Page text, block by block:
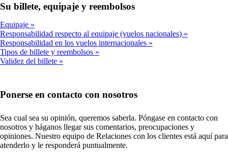
Su billete, equipaje y reembolsos
Equipaje
Responsabilidad respecto al equipaje (vuelos nacionales)
Responsabilidad en los vuelos internacionales
Tipos de billete y reembolsos
Validez del billete
Ponerse en contacto con nosotros
Sea cual sea su opinión, queremos saberla. Póngase en contacto con
nosotros y háganos llegar sus comentarios, preocupaciones y
opiniones. Nuestro equipo de Relaciones con los clientes está aquí para
atenderlo y le responderá puntualmente.